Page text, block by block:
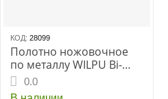
КОД: 28099
Полотно ножовочное
по металлу WILPU Bi-
metall 300мм сред.зуб 24
(37235 00001)
0.0